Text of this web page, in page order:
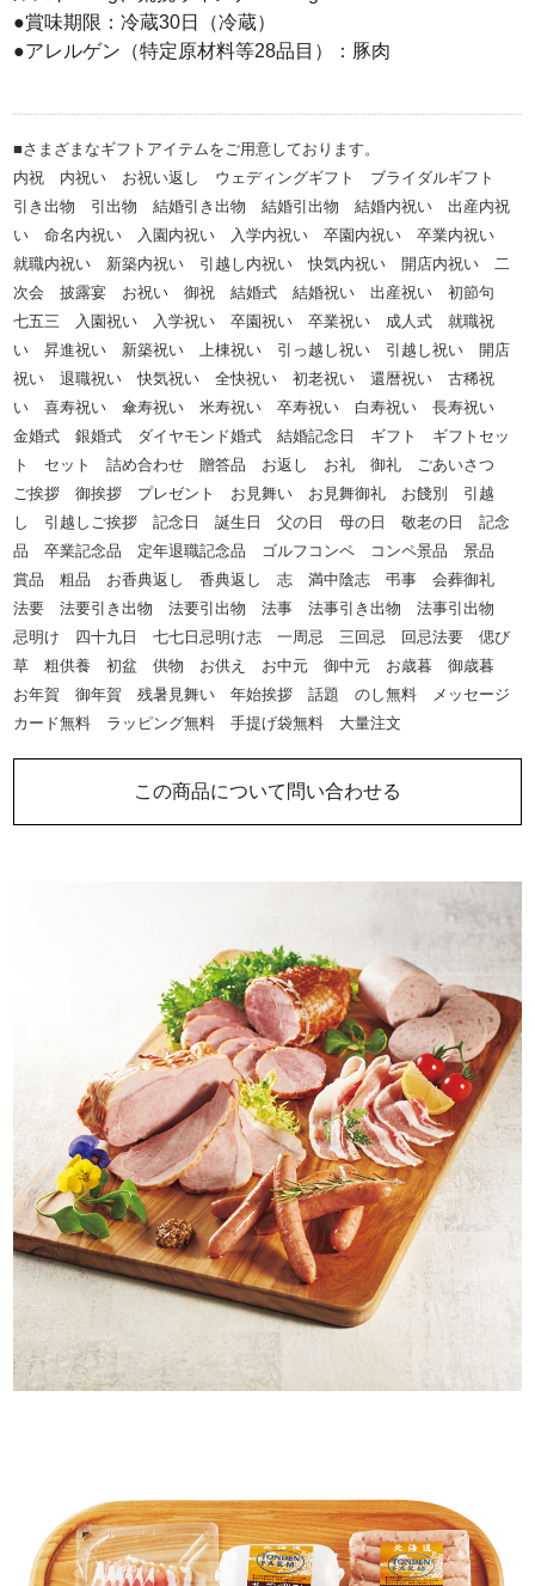
この商品について問い合わせる
●賞味期限：冷蔵30日（冷蔵）
●アレルゲン（特定原材料等28品目）：豚肉
■さまざまなギフトアイテムをご用意しております。
内祝 内祝い お祝い返し ウェディングギフト ブライダルギフト
引き出物 引出物 結婚引き出物 結婚引出物 結婚内祝い 出産内祝
い 命名内祝い 入園内祝い 入学内祝い 卒園内祝い 卒業内祝い
就職内祝い 新築内祝い 引越し内祝い 快気内祝い 開店内祝い 二
次会 披露宴 お祝い 御祝 結婚式 結婚祝い 出産祝い 初節句
七五三 入園祝い 入学祝い 卒園祝い 卒業祝い 成人式 就職祝
い 昇進祝い 新築祝い 上棟祝い 引っ越し祝い 引越し祝い 開店
祝い 退職祝い 快気祝い 全快祝い 初老祝い 還暦祝い 古稀祝
い 喜寿祝い 傘寿祝い 米寿祝い 卒寿祝い 白寿祝い 長寿祝い
金婚式 銀婚式 ダイヤモンド婚式 結婚記念日 ギフト ギフトセッ
ト セット 詰め合わせ 贈答品 お返し お礼 御礼 ごあいさつ
ご挨拶 御挨拶 プレゼント お見舞い お見舞御礼 お餞別 引越
し 引越しご挨拶 記念日 誕生日 父の日 母の日 敬老の日 記念
品 卒業記念品 定年退職記念品 ゴルフコンペ コンペ景品 景品
賞品 粗品 お香典返し 香典返し 志 満中陰志 弔事 会葬御礼
法要 法要引き出物 法要引出物 法事 法事引き出物 法事引出物
忌明け 四十九日 七七日忌明け志 一周忌 三回忌 回忌法要 偲び
草 粗供養 初盆 供物 お供え お中元 御中元 お歳暮 御歳暮
お年賀 御年賀 残暑見舞い 年始挨拶 話題 のし無料 メッセージ
カード無料 ラッピング無料 手提げ袋無料 大量注文